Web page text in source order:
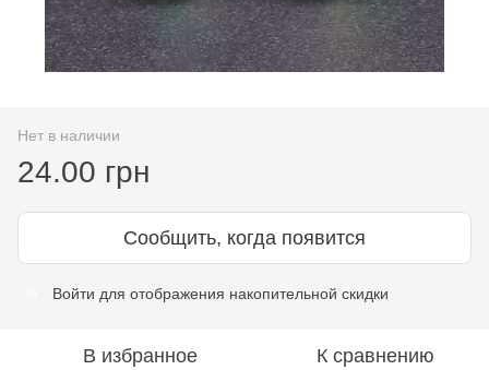
Нет в наличии
24.00 грн
Сообщить, когда появится
Войти для отображения накопительной скидки
В избранное К сравнению